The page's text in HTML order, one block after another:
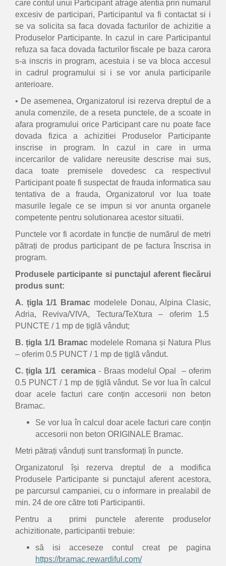
care contul unui Participant atrage atentia prin numarul
excesiv de participari, Participantul va fi contactat si i
se va solicita sa faca dovada facturilor de achizitie a
Produselor Participante. In cazul in care Participantul
refuza sa faca dovada facturilor fiscale pe baza carora
s-a inscris in program, acestuia i se va bloca accesul
in cadrul programului si i se vor anula participarile
anterioare.
• De asemenea, Organizatorul isi rezerva dreptul de a
anula comenzile, de a reseta punctele, de a scoate in
afara programului orice Participant care nu poate face
dovada fizica a achizitiei Produselor Participante
inscrise in program. In cazul in care in urma
incercarilor de validare nereusite descrise mai sus,
daca toate premisele dovedesc ca respectivul
Participant poate fi suspectat de frauda informatica sau
tentativa de a frauda, Organizatorul vor lua toate
masurile legale ce se impun si vor anunta organele
competente pentru solutionarea acestor situatii.
Punctele vor fi acordate in funcție de numărul de metri
pătrați de produs participant de pe factura înscrisa in
program.
Produsele participante si punctajul aferent fiecărui
produs sunt:
A. țigla 1/1 Bramac modelele Donau, Alpina Clasic,
Adria, Reviva/VIVA, Tectura/TeXtura – oferim 1.5
PUNCTE / 1 mp de țiglă vândut;
B. țigla 1/1 Bramac modelele Romana și Natura Plus
– oferim 0.5 PUNCT / 1 mp de țiglă vândut.
C. țigla 1/1 ceramica - Braas modelul Opal – oferim
0.5 PUNCT / 1 mp de țiglă vândut. Se vor lua în calcul
doar acele facturi care conțin accesorii non beton
Bramac.
Se vor lua în calcul doar acele facturi care conțin
accesorii non beton ORIGINALE Bramac.
Metri pătrați vânduți sunt transformați în puncte.
Organizatorul își rezerva dreptul de a modifica
Produsele Participante si punctajul aferent acestora,
pe parcursul campaniei, cu o informare in prealabil de
min. 24 de ore către toti Participantii.
Pentru a primi punctele aferente produselor
achizitionate, participantii trebuie:
să isi acceseze contul creat pe pagina
https://bramac.rewardiful.com/